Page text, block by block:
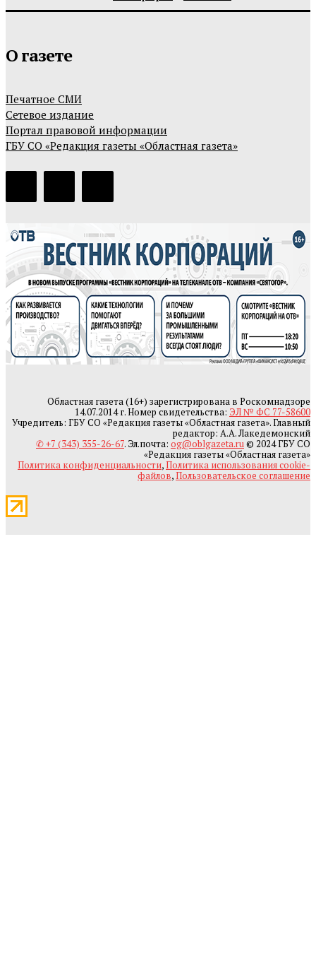
О газете
Печатное СМИ
Сетевое издание
Портал правовой информации
ГБУ СО «Редакция газеты «Областная газета»
Областная газета (16+) зарегистрирована в Роскомнадзоре
14.07.2014 г. Номер свидетельства: ЭЛ № ФС 77-58600
Учредитель: ГБУ СО «Редакция газеты «Областная газета». Главный
редактор: А.А. Лакедемонский
✆ +7 (343) 355-26-67. Эл.почта: og@oblgazeta.ru© 2024 ГБУ СО
«Редакция газеты «Областная газета»
Политика конфиденциальности,Политика использования cookie-
файлов,Пользовательское соглашение